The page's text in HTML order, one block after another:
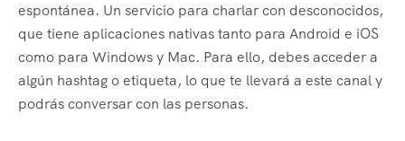
espontánea. Un servicio para charlar con desconocidos,
que tiene aplicaciones nativas tanto para Android e iOS
como para Windows y Mac. Para ello, debes acceder a
algún hashtag o etiqueta, lo que te llevará a este canal y
podrás conversar con las personas.